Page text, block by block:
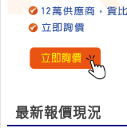
最新報價現況